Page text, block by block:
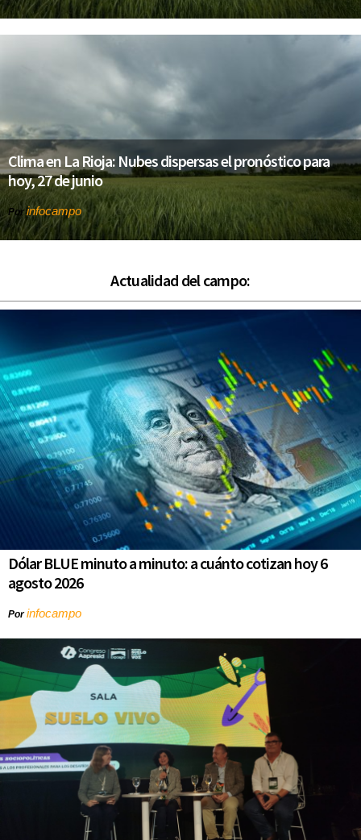
Clima en La Rioja: Nubes dispersas el pronóstico para
hoy, 27 de junio
Porinfocampo
Actualidad del campo:
Dólar BLUE minuto a minuto: a cuánto cotizan hoy 6
agosto 2026
Porinfocampo